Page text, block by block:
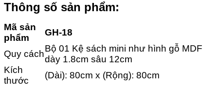
Thông số sản phẩm:
Mã sản
phẩm
GH-18
Quy cách
Bộ 01 Kệ sách mini như hình gỗ MDF
dày 1.8cm sâu 12cm
Kích
thước
(Dài): 80cm x (Rộng): 80cm